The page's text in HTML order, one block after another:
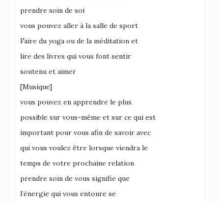
prendre soin de soi
vous pouvez aller à la salle de sport
Faire du yoga ou de la méditation et
lire des livres qui vous font sentir
soutenu et aimer
[Musique]
vous pouvez en apprendre le plus
possible sur vous-même et sur ce qui est
important pour vous afin de savoir avec
qui vous voulez être lorsque viendra le
temps de votre prochaine relation
prendre soin de vous signifie que
l’énergie qui vous entoure se